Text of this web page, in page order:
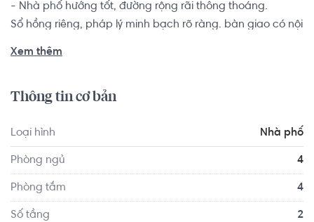
- Nhà phố hướng tốt, đường rộng rãi thông thoáng.
Sổ hồng riêng, pháp lý minh bạch rõ ràng. bàn giao có nội
đường Xuyên Á và Tây Bắc Củ Chi. Gần trục giao thông
ga xe điện ngầm tuyến số 2 Bến Thành – Tham Lương.
Xem thêm
Thông tin cơ bản
Loại hình Nhà phố
Phòng ngủ 4
Phòng tắm 4
Số tầng 2